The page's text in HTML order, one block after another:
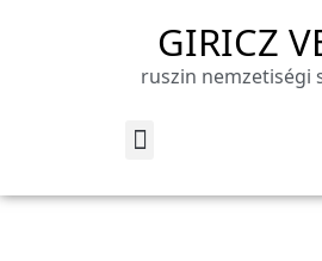
GIRICZ
ruszin nemzetiségi